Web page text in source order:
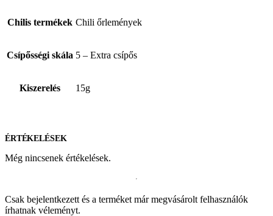
Chilis termékek Chili őrlemények
Csípősségi skála 5 – Extra csípős
Kiszerelés 15g
ÉRTÉKELÉSEK
Még nincsenek értékelések.
Csak bejelentkezett és a terméket már megvásárolt felhasználók
írhatnak véleményt.